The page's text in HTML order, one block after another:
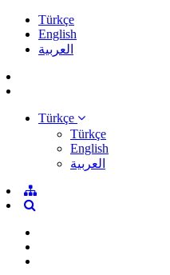
Türkçe
English
العربية
Türkçe
Türkçe
English
العربية